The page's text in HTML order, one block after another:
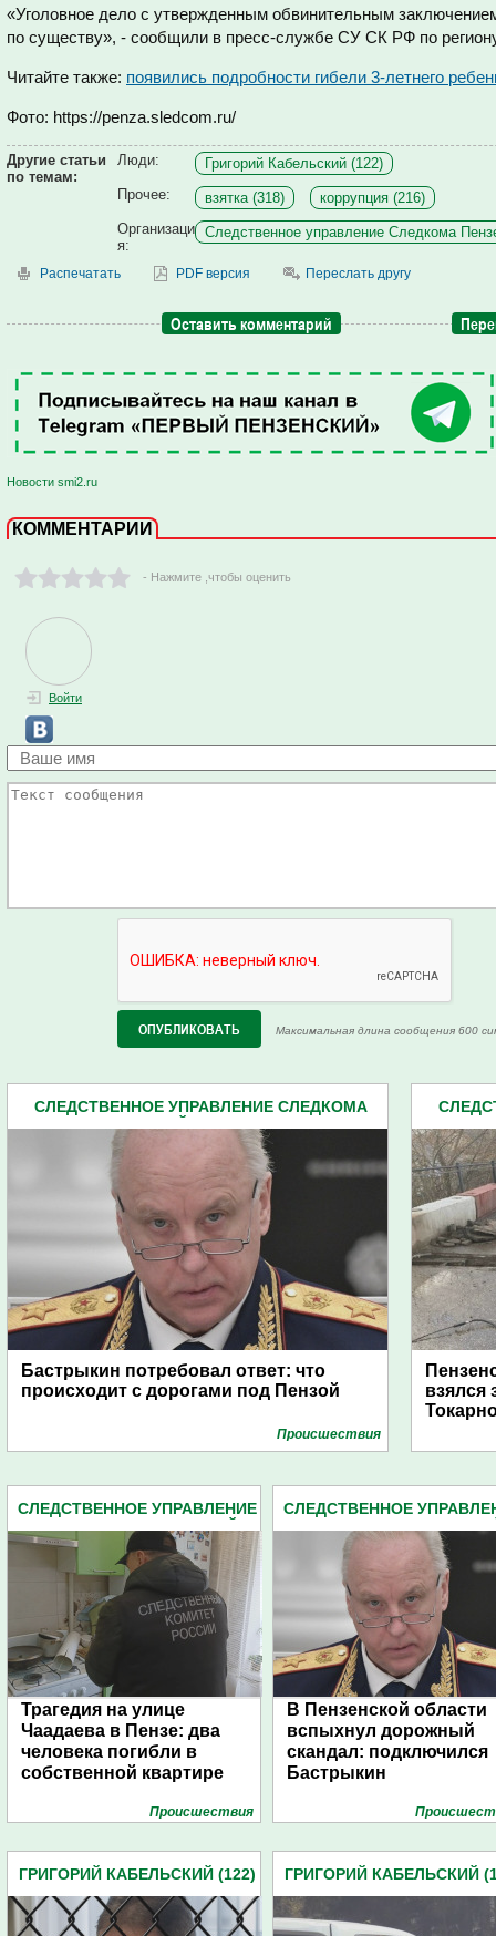
«Уголовное дело с утвержденным обвинительным
по существу», - сообщили в пресс-службе СУ СК РФ по
Читайте также: появились подробности гибели 3-летнего
Фото: https://penza.sledcom.ru/
Другие статьи
по темам:
Люди:
Григорий Кабельский (122)
Прочее:
взятка (318)
коррупция (216)
Организаци
я:
Следственное управление Следкома
Распечатать PDF версия Переслать другу
Оставить комментарий
Новости smi2.ru
КОММЕНТАРИИ
- Нажмите ,чтобы оценить
Войти
Максимальная длина сообщения 600
СЛЕДСТВЕННОЕ УПРАВЛЕНИЕ СЛЕДКОМА
Бастрыкин потребовал ответ: что
происходит с дорогами под Пензой
Проиcшествия
взялся
СЛЕДСТВЕННОЕ УПРАВЛЕНИЕ
ОБЛАСТИ (2162)
Трагедия на улице
Чаадаева в Пензе: два
человека погибли в
собственной квартире
Проиcшествия
СЛЕДСТВЕННОЕ
ОБЛАСТИ (2162)
В Пензенской области
вспыхнул дорожный
скандал: подключился
Бастрыкин
ГРИГОРИЙ КАБЕЛЬСКИЙ (122) ГРИГОРИЙ КАБЕЛЬСКИЙ